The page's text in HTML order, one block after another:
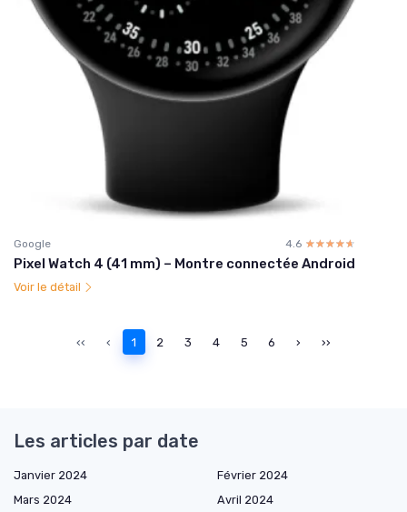
Google 4.6 ☆☆☆☆☆
★★★★★
Pixel Watch 4 (41 mm) – Montre connectée Android
Voir le détail
‹‹ ‹ 1 2 3 4 5 6 › ››
Les articles par date
Janvier 2024
Février 2024
Mars 2024
Avril 2024